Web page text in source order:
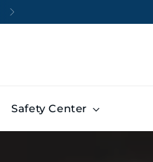
Safety Center